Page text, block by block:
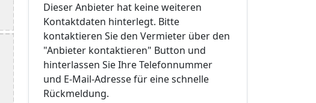
Dieser Anbieter hat keine weiteren
Kontaktdaten hinterlegt. Bitte
kontaktieren Sie den Vermieter über den
"Anbieter kontaktieren" Button und
hinterlassen Sie Ihre Telefonnummer
und E-Mail-Adresse für eine schnelle
Rückmeldung.